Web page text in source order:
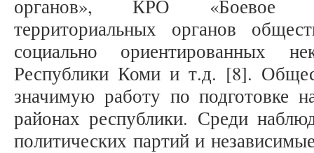
органов», КРО «Боевое
территориальных органов
социально ориентированных
Республики Коми и т.д. [8].
значимую работу по подготовке
районах республики. Среди
политических партий и